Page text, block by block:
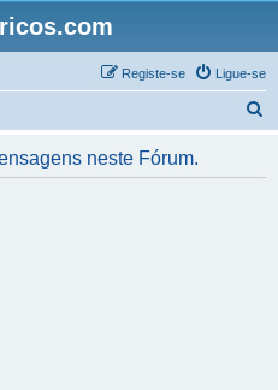
Ligue-se
Registe-se
neste Fórum.